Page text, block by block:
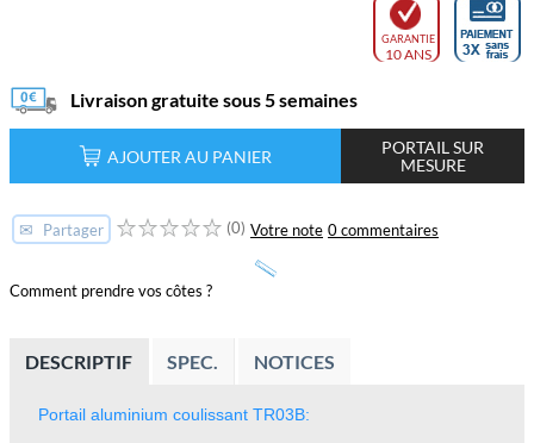
GARANTIE
10 ANS
Livraison gratuite sous 5 semaines
AJOUTER AU PANIER
PORTAIL SUR
MESURE
✉ Partager (0) Votre note 0 commentaires
Comment prendre vos côtes ?
DESCRIPTIF SPEC. NOTICES
Portail aluminium coulissant TR03B: